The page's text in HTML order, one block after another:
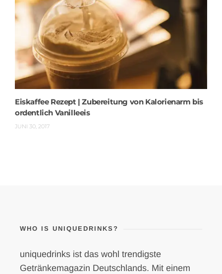
Eiskaffee Rezept | Zubereitung von Kalorienarm bis
ordentlich Vanilleeis
JUNI 30, 2017
WHO IS UNIQUEDRINKS?
uniquedrinks ist das wohl trendigste
Getränkemagazin Deutschlands. Mit einem